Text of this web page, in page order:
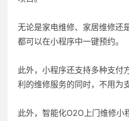
无论是家电维修、家居维修还
都可以在小程序中一键预约。
此外，小程序还支持多种支付
利的维修服务的同时，不用为
此外，智能化O2O上门维修小